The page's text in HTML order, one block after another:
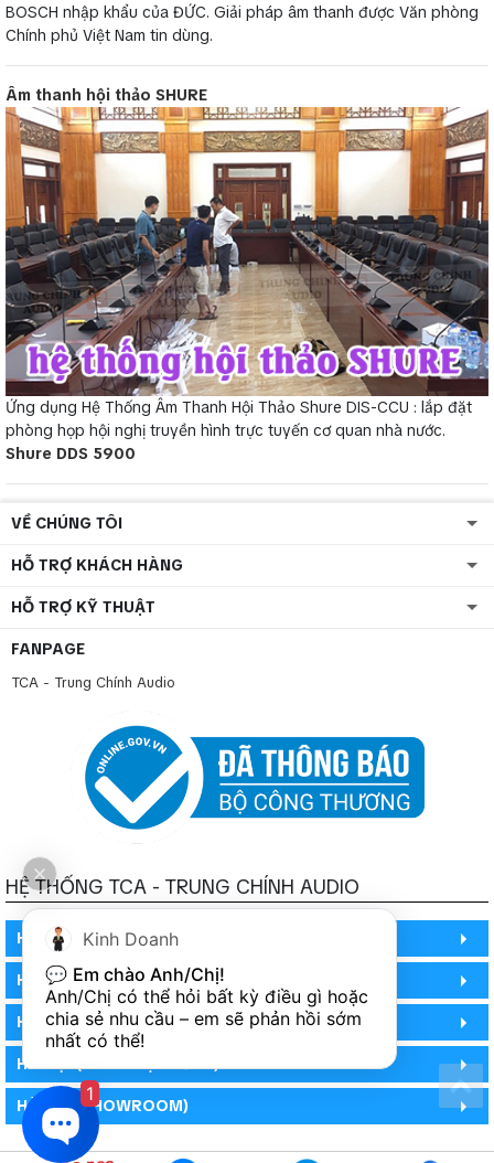
BOSCH nhập khẩu của ĐỨC. Giải pháp âm thanh được Văn phòng
Chính phủ Việt Nam tin dùng.
Âm thanh hội thảo SHURE
Ứng dụng Hệ Thống Âm Thanh Hội Thảo Shure DIS-CCU : lắp đặt
phòng họp hội nghị truyền hình trực tuyến cơ quan nhà nước.
Shure DDS 5900
VỀ CHÚNG TÔI
HỖ TRỢ KHÁCH HÀNG
HỖ TRỢ KỸ THUẬT
FANPAGE
TCA - Trung Chính Audio
HỆ THỐNG TCA - TRUNG CHÍNH AUDIO
HỒ CHÍ MINH
HỒ CHÍ MINH
HỒ CHÍ MINH (PHÒNG BẢO HÀNH)
HÀ NỘI (DEMO HỆ THỐNG)
HÀ NỘI (SHOWROOM)
Kinh Doanh
💬 Em chào Anh/Chị!
Anh/Chị có thể hỏi bất kỳ điều gì hoặc
chia sẻ nhu cầu – em sẽ phản hồi sớm
nhất có thể!
1